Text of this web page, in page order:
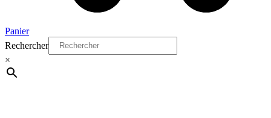
Panier
Rechercher
×